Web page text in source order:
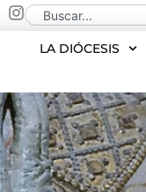
LA DIÓCESIS